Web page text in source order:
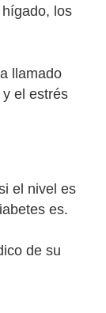
los
llamado
el estrés
el nivel es
es.
de su